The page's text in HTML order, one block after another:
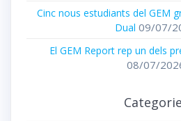
Cinc nous estudiants del GEM
Dual 09/07/
El GEM Report rep un dels
08/07/